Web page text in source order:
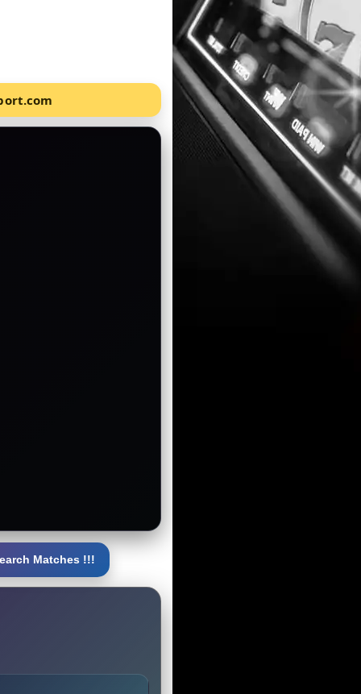
Matches !!!